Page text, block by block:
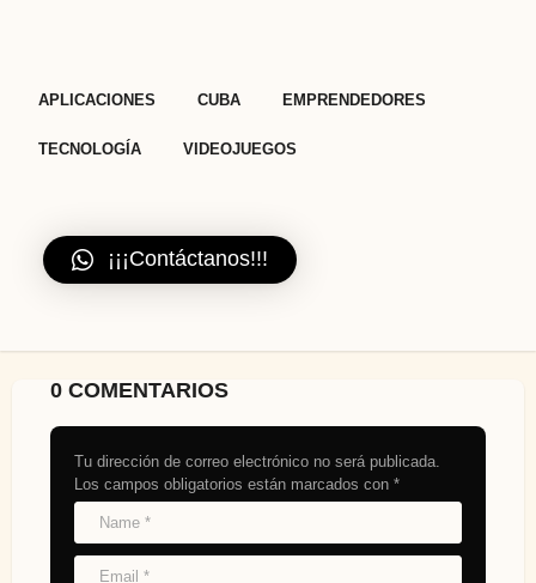
APLICACIONES CUBA EMPRENDEDORES
TECNOLOGÍA VIDEOJUEGOS
¡¡¡Contáctanos!!!
0 COMENTARIOS
Tu dirección de correo electrónico no será publicada.
Los campos obligatorios están marcados con *